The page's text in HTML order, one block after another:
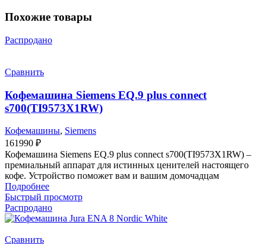
Похожие товары
Распродано
Сравнить
Кофемашина Siemens EQ.9 plus connect
s700(TI9573X1RW)
Кофемашины, Siemens
161990 ₽
Кофемашина Siemens EQ.9 plus connect s700(TI9573X1RW) –
премиальный аппарат для истинных ценителей настоящего
кофе. Устройство поможет вам и вашим домочадцам
Подробнее
Быстрый просмотр
Распродано
Сравнить